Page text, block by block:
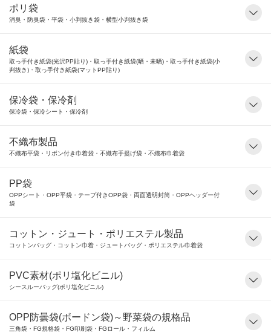
ポリ袋
消臭・防臭袋・平袋・小判抜き袋・横型小判抜き袋
紙袋
取っ手付き紙袋(光沢PP貼り)・取っ手付き紙袋(晒・未晒)・取っ手付き紙袋(小
判抜き)・取っ手付き紙袋(マットPP貼り)
保冷袋・保冷剤
保冷袋・保冷シート・保冷剤
不織布製品
不織布平袋・リボン付き巾着袋・不織布手提げ袋・不織布巾着袋
PP袋
OPPシート・OPP平袋・テープ付きOPP袋・両面透明封筒・OPPヘッダー付
袋
コットン・ジュート・ポリエステル製品
コットンバッグ・コットン巾着・ジュートバッグ・ポリエステル巾着袋
PVC素材(ポリ塩化ビニル)
シースルーバッグ(ポリ塩化ビニル)
OPP防曇袋(ボードン袋)～野菜袋の規格品
三角袋・FG規格袋・FG印刷袋・FGロール・フィルム